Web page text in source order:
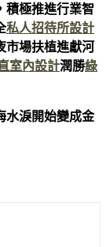
積極推進行業智
私人招待所設計
市場扶植進獻河
室內設計潤勝綠
水淚開始變成金